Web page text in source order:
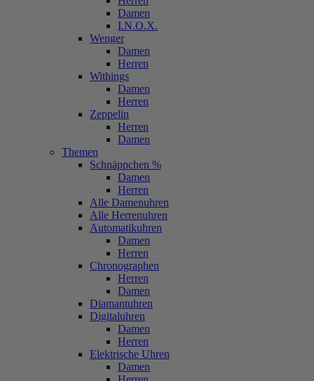
Damen
I.N.O.X.
Wenger
Damen
Herren
Withings
Damen
Herren
Zeppelin
Herren
Damen
Themen
Schnäppchen %
Damen
Herren
Alle Damenuhren
Alle Herrenuhren
Automatikuhren
Damen
Herren
Chronographen
Herren
Damen
Diamantuhren
Digitaluhren
Damen
Herren
Elektrische Uhren
Damen